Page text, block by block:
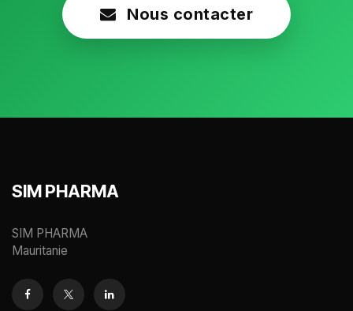
Nous contacter
SIM PHARMA
SIM PHARMA
Mauritanie